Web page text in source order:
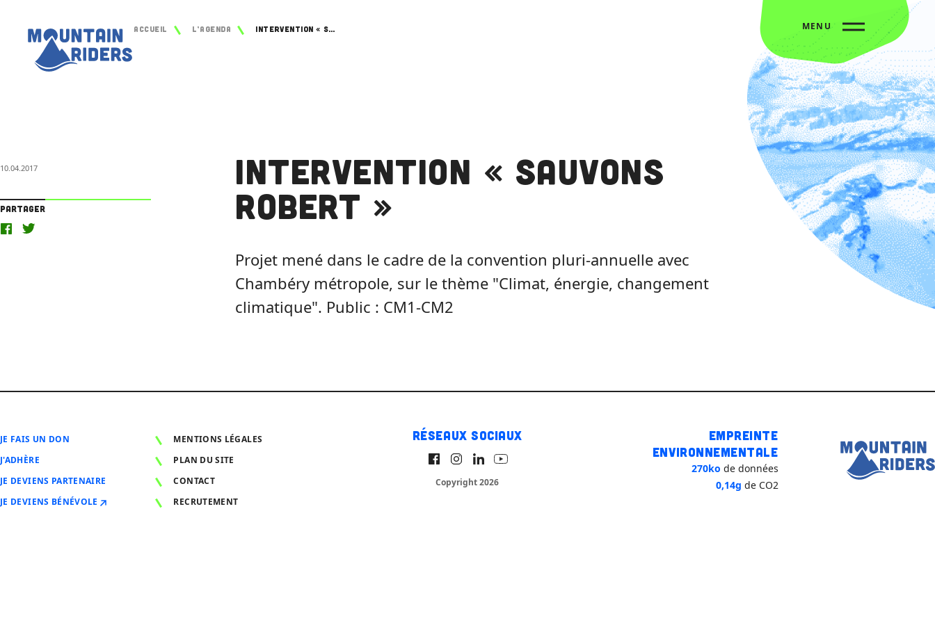
Accueil L’agenda Intervention « Sauvons Robert » MENU
10.04.2017
Partager
Intervention « Sauvons
Robert »
Projet mené dans le cadre de la convention pluri-annuelle avec
Chambéry métropole, sur le thème "Climat, énergie, changement
climatique". Public : CM1-CM2
JE FAIS UN DON
J'ADHÈRE
JE DEVIENS PARTENAIRE
JE DEVIENS BÉNÉVOLE
MENTIONS LÉGALES
PLAN DU SITE
CONTACT
RECRUTEMENT
Réseaux sociaux
Copyright 2026
Empreinte
environnementale
270ko de données
0,14g de CO2